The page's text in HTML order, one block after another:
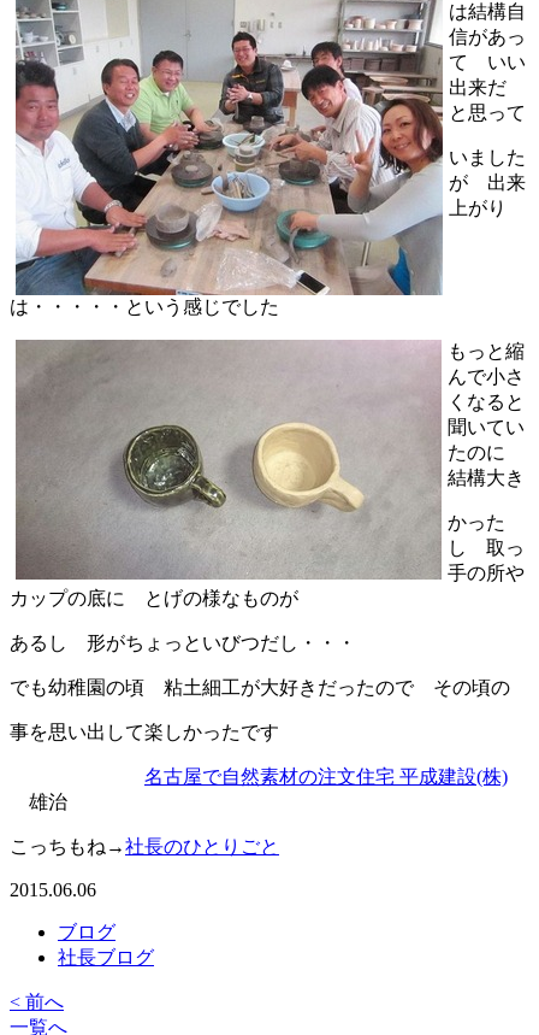
は結構自
信があっ
て いい
出来だ
と思って
いました
が 出来
上がり
は・・・・・という感じでした
もっと縮
んで小さ
くなると
聞いてい
たのに
結構大き
かった
し 取っ
手の所や
カップの底に とげの様なものが
あるし 形がちょっといびつだし・・・
でも幼稚園の頃 粘土細工が大好きだったので その頃の
事を思い出して楽しかったです
名古屋で自然素材の注文住宅 平成建設(株)
雄治
こっちもね→社長のひとりごと
2015.06.06
ブログ
社長ブログ
< 前へ
一覧へ